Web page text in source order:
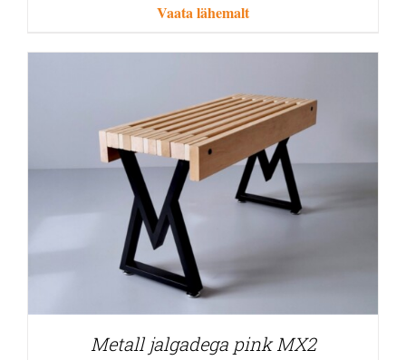
Vaata lähemalt
Metall jalgadega pink MX2